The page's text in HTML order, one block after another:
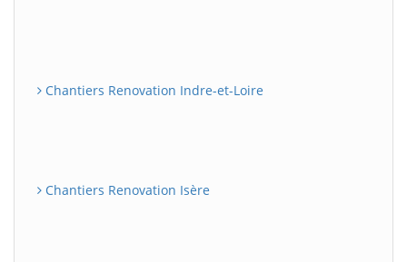
Chantiers Renovation Indre-et-Loire
Chantiers Renovation Isère